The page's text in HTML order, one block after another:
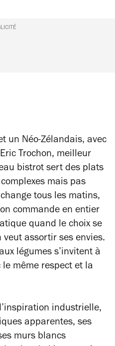
un Néo-Zélandais, avec
Trochon, meilleur
bistrot sert des plats
mais pas
tous les matins,
commande en entier
quand le choix se
veut assortir ses envies.
légumes s’invitent à
même respect et la
industrielle,
apparentes, ses
murs blancs